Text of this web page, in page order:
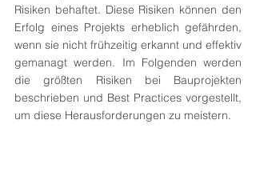
Risiken behaftet. Diese Risiken können den
Erfolg eines Projekts erheblich gefährden,
wenn sie nicht frühzeitig erkannt und effektiv
gemanagt werden. Im Folgenden werden
die größten Risiken bei Bauprojekten
beschrieben und Best Practices vorgestellt,
um diese Herausforderungen zu meistern.